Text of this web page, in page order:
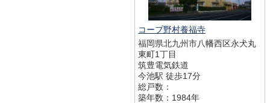
コープ野村養福寺
福岡県北九州市八幡西区永犬丸
東町1丁目
筑豊電気鉄道
今池駅 徒歩17分
総戸数：
築年数：1984年